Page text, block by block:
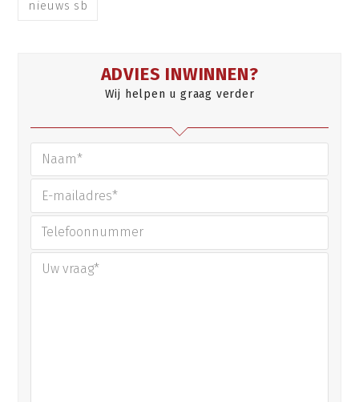
nieuws sb
ADVIES INWINNEN?
Wij helpen u graag verder